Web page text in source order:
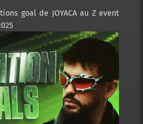
goal de JOYACA au Z event